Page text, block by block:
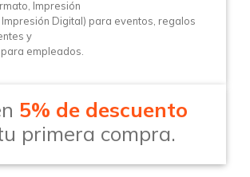
Impresión
Digital) para eventos, regalos
y
empleados.
5% de descuento
primera compra.